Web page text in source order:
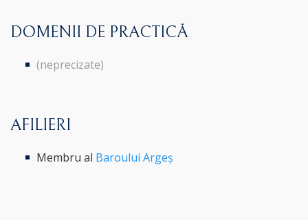
DOMENII DE PRACTICĂ
(neprecizate)
AFILIERI
Membru al Baroului Argeș